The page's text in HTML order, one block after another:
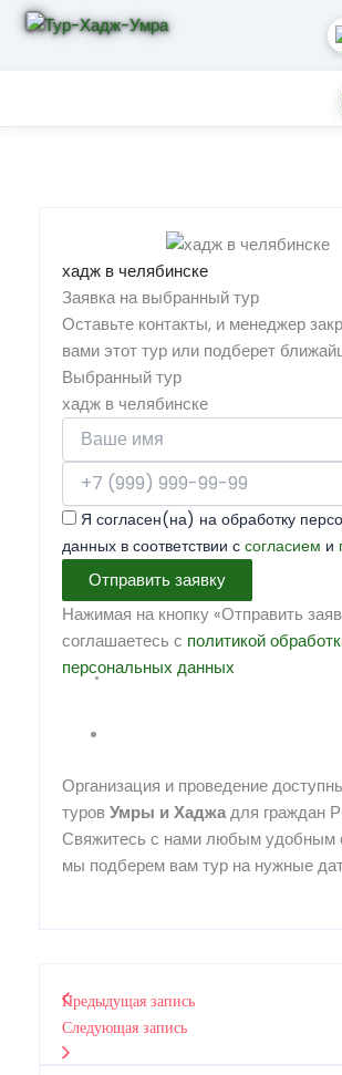
хадж в челябинске
Заявка на выбранный тур
Оставьте контакты, и менеджер
вами этот тур или подберет
Выбранный тур
хадж в челябинске
Я согласен(на) на обработку
данных в соответствии с согласием и
Отправить заявку
Нажимая на кнопку «Отправить
соглашаетесь с политикой
персональных данных
Организация и проведение
туров Умры и Хаджадля граждан
Свяжитесь с нами любым удобным
мы подберем вам тур на нужные
Предыдущая запись
Следующая запись